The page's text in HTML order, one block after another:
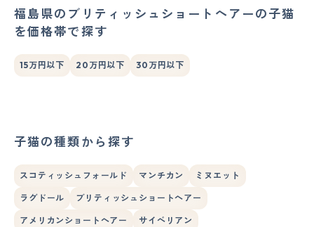
福島県のブリティッシュショートヘアーの子猫
を価格帯で探す
15万円以下 20万円以下 30万円以下
子猫の種類から探す
スコティッシュフォールド マンチカン ミヌエット
ラグドール ブリティッシュショートヘアー
アメリカンショートヘアー サイベリアン